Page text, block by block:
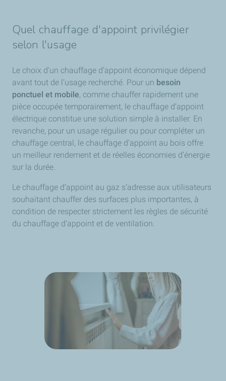
Quel chauffage d'appoint privilégier
selon l'usage
Le choix d’un chauffage d’appoint économique dépend
avant tout de l’usage recherché. Pour un besoin
ponctuel et mobile, comme chauffer rapidement une
pièce occupée temporairement, le chauffage d’appoint
électrique constitue une solution simple à installer. En
revanche, pour un usage régulier ou pour compléter un
chauffage central, le chauffage d’appoint au bois offre
un meilleur rendement et de réelles économies d’énergie
sur la durée.
Le chauffage d’appoint au gaz s’adresse aux utilisateurs
souhaitant chauffer des surfaces plus importantes, à
condition de respecter strictement les règles de sécurité
du chauffage d’appoint et de ventilation.